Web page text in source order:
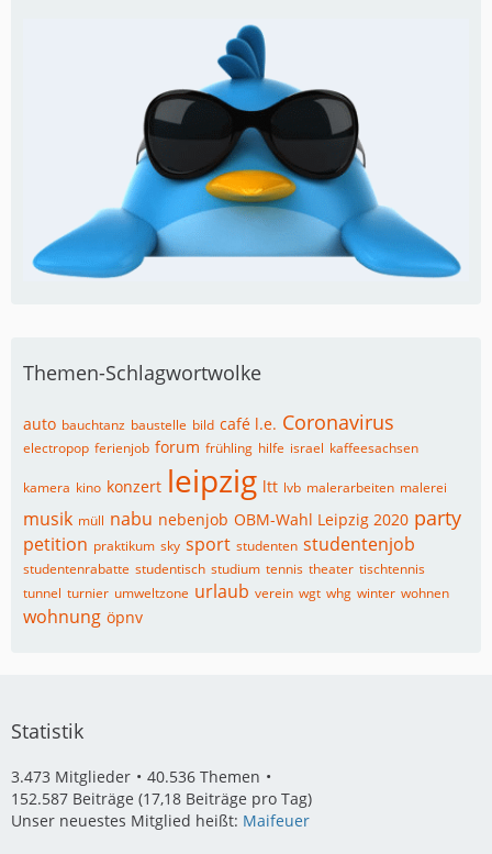
Themen-Schlagwortwolke
auto bauchtanz baustelle bild café l.e. Coronavirus
electropop ferienjob forum frühling hilfe israel kaffeesachsen
kamera kino konzert leipzig ltt lvb malerarbeiten malerei
musik müll nabu nebenjob OBM-Wahl Leipzig 2020 party
petition praktikum sky sport studenten studentenjob
studentenrabatte studentisch studium tennis theater tischtennis
tunnel turnier umweltzone urlaub verein wgt whg winter wohnen
wohnung öpnv
Statistik
3.473 Mitglieder
40.536 Themen
152.587 Beiträge (17,18 Beiträge pro Tag)
Unser neuestes Mitglied heißt: Maifeuer